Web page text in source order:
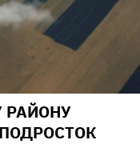
РАЙОНУ